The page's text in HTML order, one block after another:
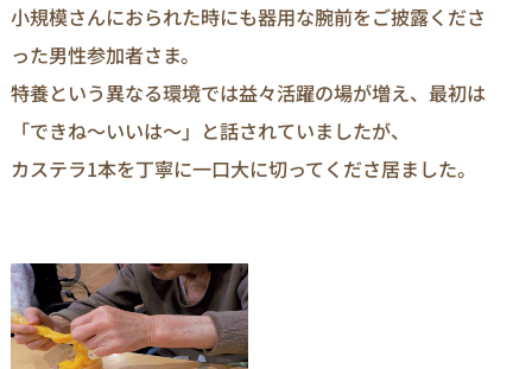
小規模さんにおられた時にも器用な腕前をご披露くださ
った男性参加者さま。
特養という異なる環境では益々活躍の場が増え、最初は
「できね～いいは～」と話されていましたが、
カステラ1本を丁寧に一口大に切ってくださ居ました。